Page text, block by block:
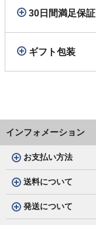
30日間満足保証
ギフト包装
インフォメーション
お支払い方法
送料について
発送について